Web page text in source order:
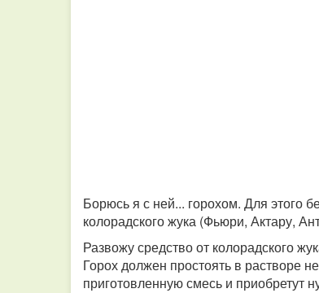
Борюсь я с ней... горохом. Для этого
колорадского жука (Фьюри, Актару,
Развожу средство от колорадского
Горох должен простоять в растворе
приготовленную смесь и приобретут